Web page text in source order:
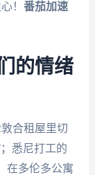
！ 番茄加速
的情绪
合租屋里切
悉尼打工的
在多伦多公寓